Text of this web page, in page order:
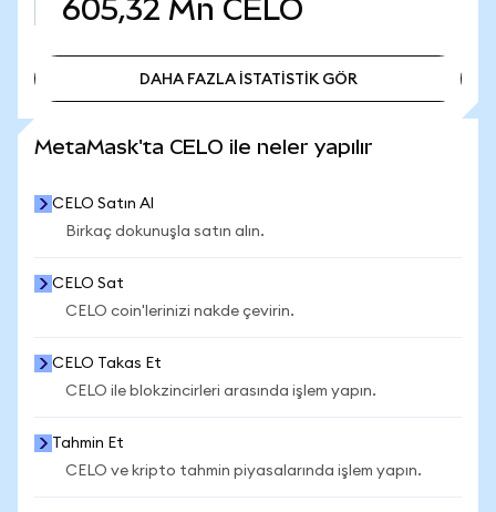
605,32 Mn CELO
DAHA FAZLA İSTATİSTİK GÖR
MetaMask'ta CELO ile neler yapılır
CELO Satın Al
Birkaç dokunuşla satın alın.
CELO Sat
CELO coin'lerinizi nakde çevirin.
CELO Takas Et
CELO ile blokzincirleri arasında işlem yapın.
Tahmin Et
CELO ve kripto tahmin piyasalarında işlem yapın.